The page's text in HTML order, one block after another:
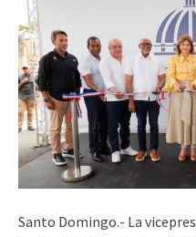
Santo Domingo.- La